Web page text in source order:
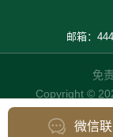
邮箱：
免
Copyright ©
微信